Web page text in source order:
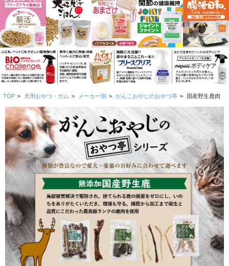
TOP > 犬用おやつ・ガム > メーカー別 > がんこおやじのおやつ亭 > 国産野生鹿肉